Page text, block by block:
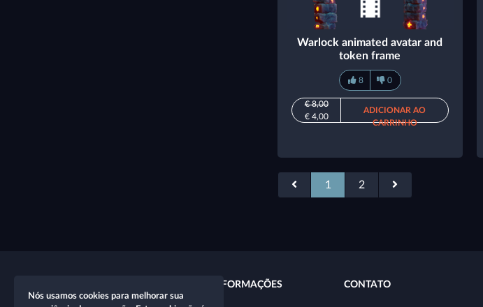
Warlock animated avatar and
token frame
8 0
€ 8,00
€ 4,00
ADICIONAR AO
CARRINHO
1 2
INFORMAÇÕES CONTATO
Nós usamos cookies para melhorar sua